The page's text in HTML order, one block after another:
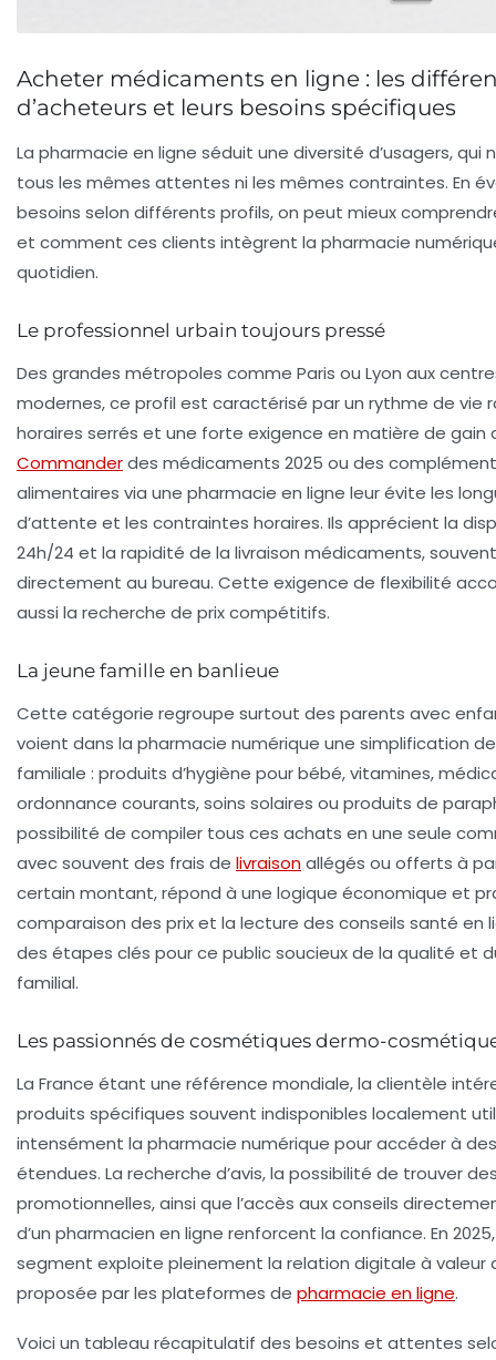
Acheter médicaments en ligne : les
d’acheteurs et leurs besoins spécifiques
La pharmacie en ligne séduit une diversité d’usagers, qui
tous les mêmes attentes ni les mêmes contraintes. En
besoins selon différents profils, on peut mieux
et comment ces clients intègrent la pharmacie
quotidien.
Le professionnel urbain toujours pressé
Des grandes métropoles comme Paris ou Lyon aux
modernes, ce profil est caractérisé par un rythme de vie
horaires serrés et une forte exigence en matière de gain
Commanderdes médicaments 2025 ou des
alimentaires via une pharmacie en ligne leur évite les
d’attente et les contraintes horaires. Ils apprécient la
24h/24 et la rapidité de la livraison médicaments, souvent
directement au bureau. Cette exigence de flexibilité
aussi la recherche de prix compétitifs.
La jeune famille en banlieue
Cette catégorie regroupe surtout des parents avec
voient dans la pharmacie numérique une simplification
familiale : produits d’hygiène pour bébé, vitamines,
ordonnance courants, soins solaires ou produits de
possibilité de compiler tous ces achats en une seule
avec souvent des frais de livraisonallégés ou offerts à
certain montant, répond à une logique économique et
comparaison des prix et la lecture des conseils santé en
des étapes clés pour ce public soucieux de la qualité et
familial.
Les passionnés de cosmétiques dermo-
La France étant une référence mondiale, la clientèle
produits spécifiques souvent indisponibles localement
intensément la pharmacie numérique pour accéder à
étendues. La recherche d’avis, la possibilité de trouver
promotionnelles, ainsi que l’accès aux conseils
d’un pharmacien en ligne renforcent la confiance. En
segment exploite pleinement la relation digitale à valeur
proposée par les plateformes de pharmacie en ligne.
Voici un tableau récapitulatif des besoins et attentes